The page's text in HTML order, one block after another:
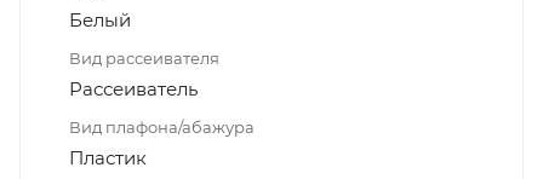
Белый
Вид рассеивателя
Рассеиватель
Вид плафона/абажура
Пластик